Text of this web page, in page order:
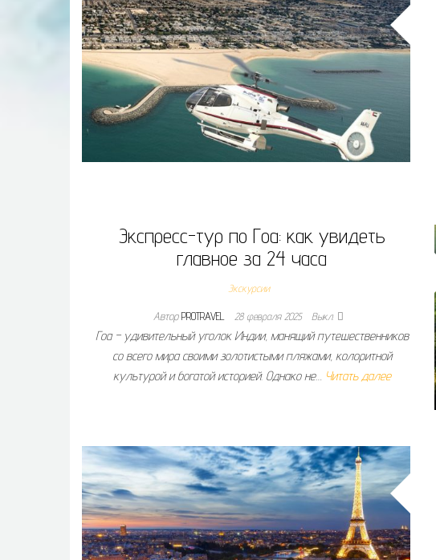
Экспресс-тур по Гоа: как увидеть
главное за 24 часа
Экскурсии
АвторPROTRAVEL 28 февраля 2025 Выкл.
Гоа – удивительный уголок Индии, манящий путешественников
со всего мира своими золотистыми пляжами, колоритной
культурой и богатой историей. Однако не… Читать далее